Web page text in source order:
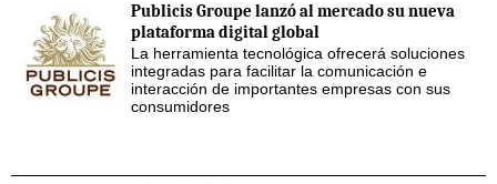
Publicis Groupe lanzó al mercado su nueva
plataforma digital global
La herramienta tecnológica ofrecerá soluciones
integradas para facilitar la comunicación e
interacción de importantes empresas con sus
consumidores